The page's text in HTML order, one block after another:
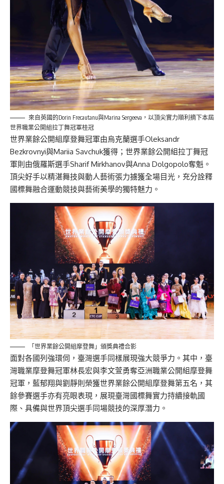
來自英國的Dorin Frecautanu與Marina Sergeeva，以頂尖實力順利摘下本屆
世界職業公開組拉丁舞冠軍桂冠
世界業餘公開組摩登舞冠軍由烏克蘭選手Oleksandr
Bezkrovnyi與Mariia Savchuk獲得；世界業餘公開組拉丁舞冠
軍則由俄羅斯選手Sharif Mirkhanov與Anna Dolgopolo奪魁。
頂尖好手以精湛舞技與動人藝術張力擄獲全場目光，充分詮釋
國標舞融合運動競技與藝術美學的獨特魅力。
「世界業餘公開組摩登舞」頒獎典禮合影
面對各國列強環伺，臺灣選手同樣展現強大競爭力。其中，臺
灣職業摩登舞冠軍林長宏與李文萱勇奪亞洲職業公開組摩登舞
冠軍，藍郁翔與劉靜則榮獲世界業餘公開組摩登舞第五名，其
餘參賽選手亦有亮眼表現，展現臺灣國標舞實力持續接軌國
際、具備與世界頂尖選手同場競技的深厚潛力。